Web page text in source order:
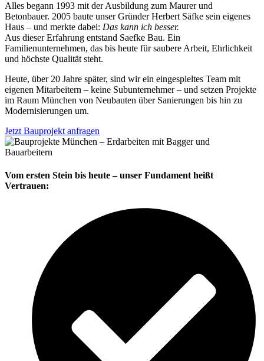
Alles begann 1993 mit der Ausbildung zum Maurer und
Betonbauer. 2005 baute unser Gründer Herbert Säfke sein eigenes
Haus – und merkte dabei: Das kann ich besser.
Aus dieser Erfahrung entstand Saefke Bau. Ein
Familienunternehmen, das bis heute für saubere Arbeit, Ehrlichkeit
und höchste Qualität steht.
Heute, über 20 Jahre später, sind wir ein eingespieltes Team mit
eigenen Mitarbeitern – keine Subunternehmer – und setzen Projekte
im Raum München von Neubauten über Sanierungen bis hin zu
Modernisierungen um.
Jetzt Bauprojekt anfragen
Vom ersten Stein bis heute – unser Fundament heißt
Vertrauen: